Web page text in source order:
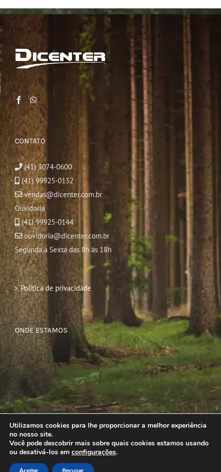
CONTATO
(41) 3074-0600
(41) 99925-0132
vendas@dicenter.com.br
Ouvidoria
(41) 99925-0144
ouvidoria@dicenter.com.br
Segunda à Sexta das 8h às 18h
Política de privacidade
ONDE ESTAMOS
Utilizamos cookies para lhe proporcionar a melhor experiência
no nosso site.
Você pode descobrir mais sobre quais cookies estamos usando
ou desativá-los em configurações.